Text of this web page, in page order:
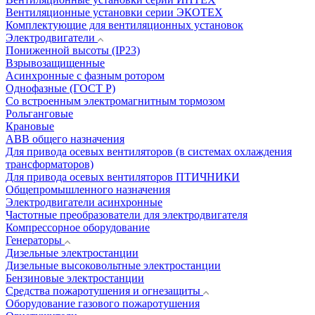
Вентиляционные установки серии ЭКОТЕХ
Комплектующие для вентиляционных установок
Электродвигатели
Пониженной высоты (IP23)
Взрывозащищенные
Асинхронные с фазным ротором
Однофазные (ГОСТ Р)
Со встроенным электромагнитным тормозом
Рольганговые
Крановые
АВВ общего назначения
Для привода осевых вентиляторов (в системах охлаждения
трансформаторов)
Для привода осевых вентиляторов ПТИЧНИКИ
Общепромышленного назначения
Электродвигатели асинхронные
Частотные преобразователи для электродвигателя
Компрессорное оборудование
Генераторы
Дизельные электростанции
Дизельные высоковольтные электростанции
Бензиновые электростанции
Средства пожаротушения и огнезащиты
Оборудование газового пожаротушения